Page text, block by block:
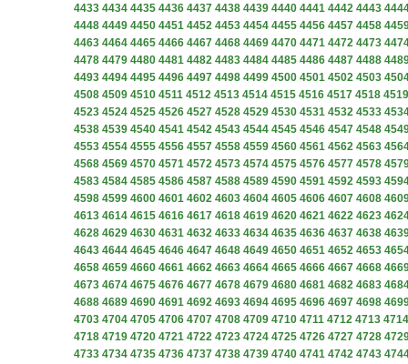
4433 4434 4435 4436 4437 4438 4439 4440 4441 4442 4443
4448 4449 4450 4451 4452 4453 4454 4455 4456 4457 4458
4463 4464 4465 4466 4467 4468 4469 4470 4471 4472 4473
4478 4479 4480 4481 4482 4483 4484 4485 4486 4487 4488
4493 4494 4495 4496 4497 4498 4499 4500 4501 4502 4503
4508 4509 4510 4511 4512 4513 4514 4515 4516 4517 4518 4519
4523 4524 4525 4526 4527 4528 4529 4530 4531 4532 4533
4538 4539 4540 4541 4542 4543 4544 4545 4546 4547 4548
4553 4554 4555 4556 4557 4558 4559 4560 4561 4562 4563
4568 4569 4570 4571 4572 4573 4574 4575 4576 4577 4578
4583 4584 4585 4586 4587 4588 4589 4590 4591 4592 4593
4598 4599 4600 4601 4602 4603 4604 4605 4606 4607 4608
4613 4614 4615 4616 4617 4618 4619 4620 4621 4622 4623
4628 4629 4630 4631 4632 4633 4634 4635 4636 4637 4638
4643 4644 4645 4646 4647 4648 4649 4650 4651 4652 4653
4658 4659 4660 4661 4662 4663 4664 4665 4666 4667 4668
4673 4674 4675 4676 4677 4678 4679 4680 4681 4682 4683
4688 4689 4690 4691 4692 4693 4694 4695 4696 4697 4698
4703 4704 4705 4706 4707 4708 4709 4710 4711 4712 4713 4714
4718 4719 4720 4721 4722 4723 4724 4725 4726 4727 4728
4733 4734 4735 4736 4737 4738 4739 4740 4741 4742 4743